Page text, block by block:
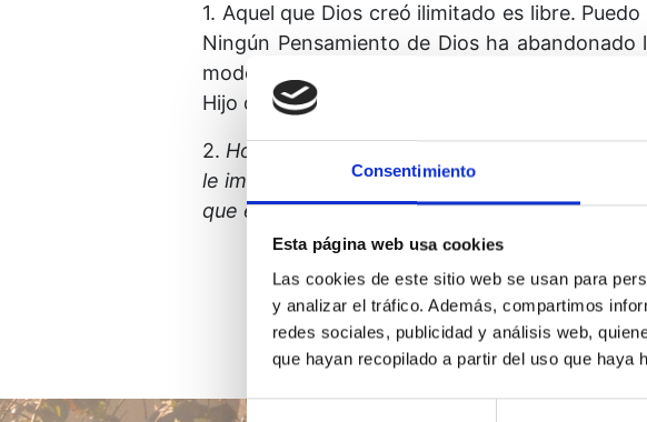
Consentimiento
Esta página web usa cookies
Las cookies de este sitio web se usan para
y analizar el tráfico. Además, compartimos
redes sociales, publicidad y análisis web,
que hayan recopilado a partir del uso que haya
1. Aquel que Dios creó ilimitado es libre.
Ningún Pensamiento de Dios ha
modo alguno; ningún Pensamiento de Dios
Hijo de Dios, cuando su Padre dispuso que
2. Hoy quiero rendir honor a Tu Hijo, pues
le impondré límite alguno al Hijo que Tú amas
que es para Ti es también para mí.